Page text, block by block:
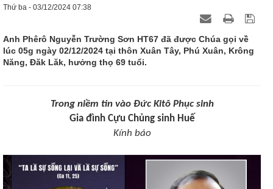
Thứ ba - 03/12/2024 07:38
Anh Phêrô Nguyễn Trường Sơn HT67 đã được Chúa gọi về
lúc 05g ngày 02/12/2024 tại thôn Xuân Tây, Phú Xuân, Krông
Năng, Đăk Lăk, hưởng thọ 69 tuổi.
Trong niềm tin vào Đức Kitô Phục sinh
Gia đình Cựu Chủng sinh Huế
Kính báo